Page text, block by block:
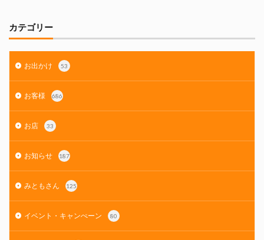
カテゴリー
お出かけ 53
お客様 686
お店 33
お知らせ 187
みともさん 125
イベント・キャンぺーン 80